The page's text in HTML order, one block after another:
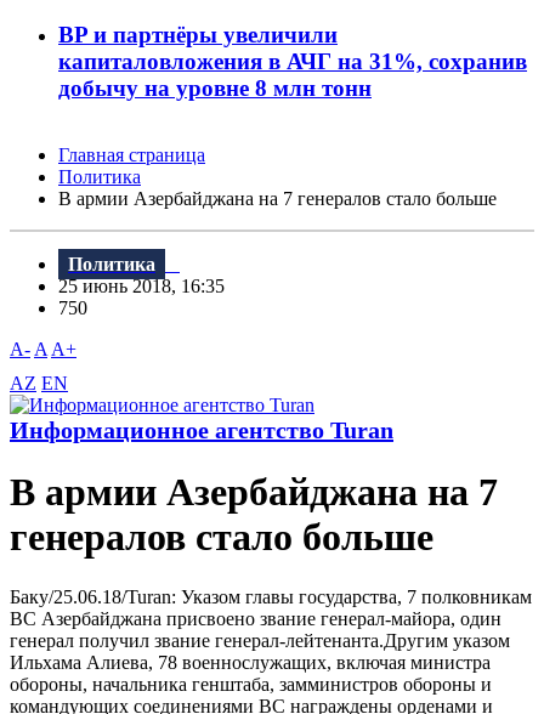
BP и партнёры увеличили
капиталовложения в АЧГ на 31%, сохранив
добычу на уровне 8 млн тонн
Главная страница
Политика
В армии Азербайджана на 7 генералов стало больше
Политика
25 июнь 2018, 16:35
750
A- A A+
AZ EN
Информационное агентство Turan
В армии Азербайджана на 7
генералов стало больше
Баку/25.06.18/Turan: Указом главы государства, 7 полковникам
BС Азербайджана присвоено звание генерал-майора, один
генерал получил звание генерал-лейтенанта.Другим указом
Ильхама Алиева, 78 военнослужащих, включая министра
обороны, начальника генштаба, замминистров обороны и
командующих соединениями BС награждены орденами и